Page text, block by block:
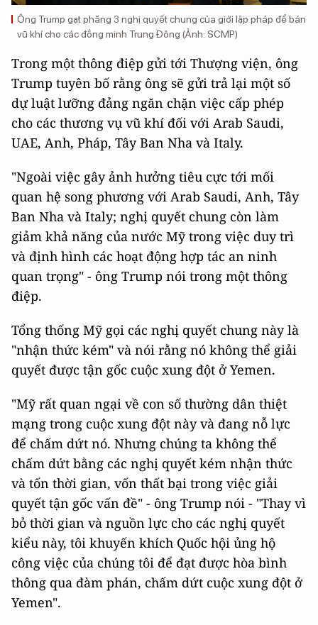
Ông Trump gạt phăng 3 nghị quyết chung của giới lập pháp để bán
vũ khí cho các đồng minh Trung Đông (Ảnh: SCMP)
Trong một thông điệp gửi tới Thượng viện, ông
Trump tuyên bố rằng ông sẽ gửi trả lại một số
dự luật lưỡng đảng ngăn chặn việc cấp phép
cho các thương vụ vũ khí đối với Arab Saudi,
UAE, Anh, Pháp, Tây Ban Nha và Italy.
"Ngoài việc gây ảnh hưởng tiêu cực tới mối
quan hệ song phương với Arab Saudi, Anh, Tây
Ban Nha và Italy; nghị quyết chung còn làm
giảm khả năng của nước Mỹ trong việc duy trì
và định hình các hoạt động hợp tác an ninh
quan trọng" - ông Trump nói trong một thông
điệp.
Tổng thống Mỹ gọi các nghị quyết chung này là
"nhận thức kém" và nói rằng nó không thể giải
quyết được tận gốc cuộc xung đột ở Yemen.
"Mỹ rất quan ngại về con số thường dân thiệt
mạng trong cuộc xung đột này và đang nỗ lực
để chấm dứt nó. Nhưng chúng ta không thể
chấm dứt bằng các nghị quyết kém nhận thức
và tốn thời gian, vốn thất bại trong việc giải
quyết tận gốc vấn đề" - ông Trump nói - "Thay vì
bỏ thời gian và nguồn lực cho các nghị quyết
kiểu này, tôi khuyến khích Quốc hội ủng hộ
công việc của chúng tôi để đạt được hòa bình
thông qua đàm phán, chấm dứt cuộc xung đột ở
Yemen".